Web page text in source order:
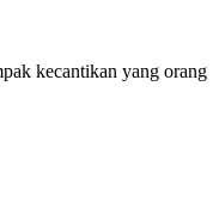
kecantikan yang orang